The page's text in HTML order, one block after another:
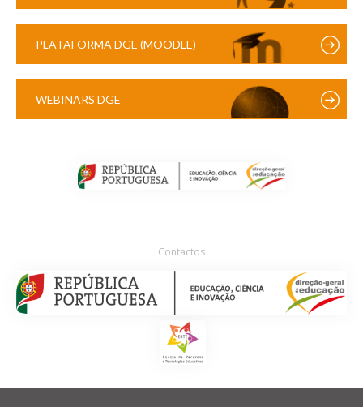
PLATAFORMA DGE (MOODLE)
WEBINARS DGE
Contactos